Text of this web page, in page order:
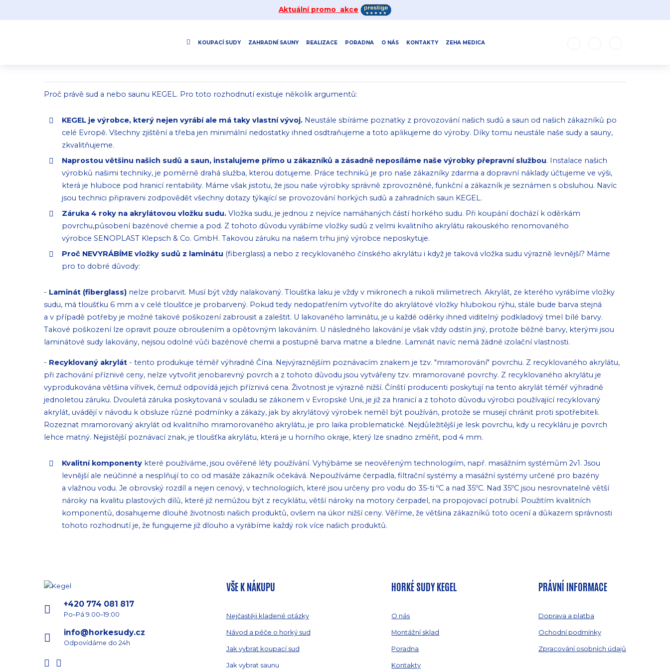
Aktuální promo akce
KOUPACÍ SUDY ZAHRADNÍ SAUNY REALIZACE PORADNA O NÁS KONTAKTY ZEHA MEDICA
Proč sud od KEGEL?
Proč právě sud a nebo saunu KEGEL. Pro toto rozhodnutí existuje několik argumentů:
KEGEL je výrobce, který nejen vyrábí ale má taky vlastní vývoj. Neustále sbíráme poznatky z provozování našich sudů a saun od našich zákazníků po
celé Evropě. Všechny zjištění a třeba jen minimální nedostatky ihned osdtraňujeme a toto aplikujeme do výroby. Díky tomu neustále naše sudy a sauny,
zkvalitňujeme.
Naprostou většinu našich sudů a saun, instalujeme přímo u zákazníků a zásadně neposíláme naše výrobky přepravní službou. Instalace našich
výrobků našimi techniky, je poměrně drahá služba, kterou dotujeme. Práce techniků je pro naše zákazníky zdarma a dopravní náklady účtujeme ve výši,
která je hluboce pod hranicí rentability. Máme však jistotu, že jsou naše výrobky správně zprovozněné, funkční a zákazník je seznámen s obsluhou. Navíc
jsou technici připraveni zodpovědět všechny dotazy týkající se provozování horkých sudů a zahradních saun KEGEL.
Záruka 4 roky na akrylátovou vložku sudu. Vložka sudu, je jednou z nejvíce namáhaných částí horkého sudu. Při koupání dochází k oděrkám
povrchu,působení bazénové chemie a pod. Z tohoto důvodu vyrábíme vložky sudů z velmi kvalitního akrylátu rakouského renomovaného
výrobce SENOPLAST Klepsch & Co. GmbH. Takovou záruku na našem trhu jiný výrobce neposkytuje.
Proč NEVYRÁBÍME vložky sudů z laminátu (fiberglass) a nebo z recyklovaného čínského akrylátu i když je taková vložka sudu výrazně levnější? Máme
pro to dobré důvody:
- Laminát (fiberglass) nelze probarvit. Musí být vždy nalakovaný. Tloušťka laku je vždy v mikronech a nikoli milimetrech. Akrylát, ze kterého vyrábíme vložky
sudu, má tloušťku 6 mm a v celé tloušťce je probarvený. Pokud tedy nedopatřením vytvoříte do akrylátové vložky hlubokou rýhu, stále bude barva stejná
a v případě potřeby je možné takové poškození zabrousit a zaleštit. U lakovaného laminátu, je u každé oděrky ihned viditelný podkladový tmel bílé barvy.
Takové poškození lze opravit pouze obroušením a opětovným lakováním. U následného lakování je však vždy odstín jiný, protože běžné barvy, kterými jsou
laminátové sudy lakovány, nejsou odolné vůči bazénové chemii a postupně barva matne a bledne. Laminát navíc nemá žádné izolační vlastnosti.
- Recyklovaný akrylát - tento produkuje téměř výhradně Čína. Nejvýraznějším poznávacím znakem je tzv. "mramorování" povrchu. Z recyklovaného akrylátu,
při zachování příznivé ceny, nelze vytvořit jenobarevný povrch a z tohoto důvodu jsou vytvářeny tzv. mramorované povrchy. Z recyklovaného akrylátu je
vyprodukována většina vířivek, čemuž odpovídá jejich příznivá cena. Životnost je výrazně nižší. Čínští producenti poskytují na tento akrylát téměř výhradně
jednoletou záruku. Dvouletá záruka poskytovaná v souladu se zákonem v Evropské Unii, je již za hranicí a z tohoto důvodu výrobci používající recyklovaný
akrylát, uvádějí v návodu k obsluze různé podmínky a zákazy, jak by akrylátový výrobek neměl být používán, protože se musejí chránit proti spotřebiteli.
Rozeznat mramorovaný akrylát od kvalitního mramorovaného akrylátu, je pro laika problematické. Nejdůležitější je lesk povrchu, kdy u recykláru je povrch
lehce matný. Nejjistější poznávací znak, je tloušťka akrylátu, která je u horního okraje, který lze snadno změřit, pod 4 mm.
Kvalitní komponenty které používáme, jsou ověřené léty používání. Vyhýbáme se neověřeným technologiím, např. masážním systémům 2v1. Jsou
levnější ale neúčinné a nesplňují to co od masáže zákazník očekává. Nepoužíváme čerpadla, filtrační systémy a masážní systémy určené pro bazény
a vlažnou vodu. Je obrovský rozdíl a nejen cenový, v technologiích, které jsou určeny pro vodu do 35-ti ºC a nad 35ºC. Nad 35ºC jsou nesrovnatelně větší
nároky na kvalitu plastových dílů, které již nemůžou být z recyklátu, větší nároky na motory čerpadel, na propojovací potrubí. Použitím kvalitních
komponentů, dosahujeme dlouhé životnosti našich produktů, ovšem na úkor nižší ceny. Věříme, že většina zákazníků toto ocení a důkazem správnosti
tohoto rozhodnutí je, že fungujeme již dlouho a vyrábíme každý rok více našich produktů.
+420 774 081 817
Po–Pá 9.00–19:00
info@horkesudy.cz
Odpovídáme do 24h
VŠE K NÁKUPU
Nejčastěji kladené otázky
Návod a péče o horký sud
Jak vybrat koupací sud
Jak vybrat saunu
HORKÉ SUDY KEGEL
O nás
Montážní sklad
Poradna
Kontakty
PRÁVNÍ INFORMACE
Doprava a platba
Ochodní podmínky
Zpracování osobních údajů